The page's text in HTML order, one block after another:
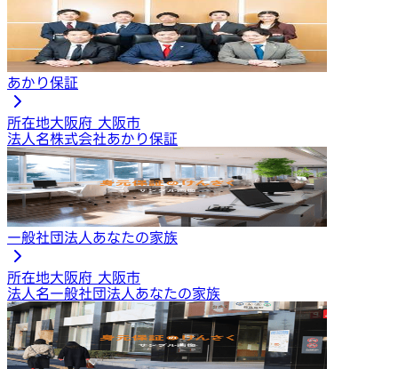
あかり保証
所在地大阪府 大阪市
法人名株式会社あかり保証
一般社団法人あなたの家族
所在地大阪府 大阪市
法人名一般社団法人あなたの家族